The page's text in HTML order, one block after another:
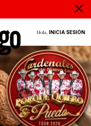
Hola, INICIA SESIÓN